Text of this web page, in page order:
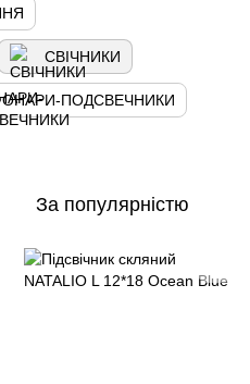
СВІЧНИКИ
ПОДСВЕЧНИКИ
За популярністю